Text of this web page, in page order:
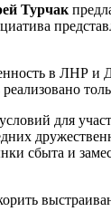
Турчак
в ЛНР
для
сбыта и